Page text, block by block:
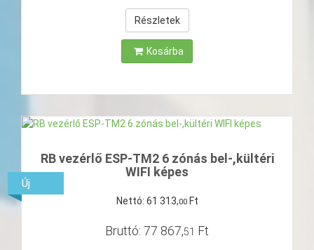
Részletek
Kosárba
RB vezérlő ESP-TM2 6 zónás bel-,kültéri
WIFI képes
Nettó: 61 313,00 Ft
Bruttó: 77 867,51 Ft
Új